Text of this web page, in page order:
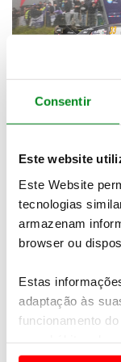
Consentir
Este website
Este Website
tecnologias
armazenam
browser ou
Estas
adaptação às
funcionamento
e anúncios de
CONDIÇÕES
06 maio 2026
Prevê-se
Rally de